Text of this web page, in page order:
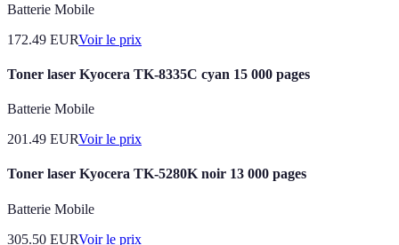
Batterie Mobile
172.49 EURVoir le prix
Toner laser Kyocera TK-8335C cyan 15 000 pages
Batterie Mobile
201.49 EURVoir le prix
Toner laser Kyocera TK-5280K noir 13 000 pages
Batterie Mobile
305.50 EURVoir le prix